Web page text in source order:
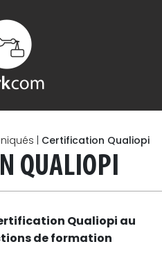
Certification Qualiopi
QUALIOPI
Qualiopi au
de formation